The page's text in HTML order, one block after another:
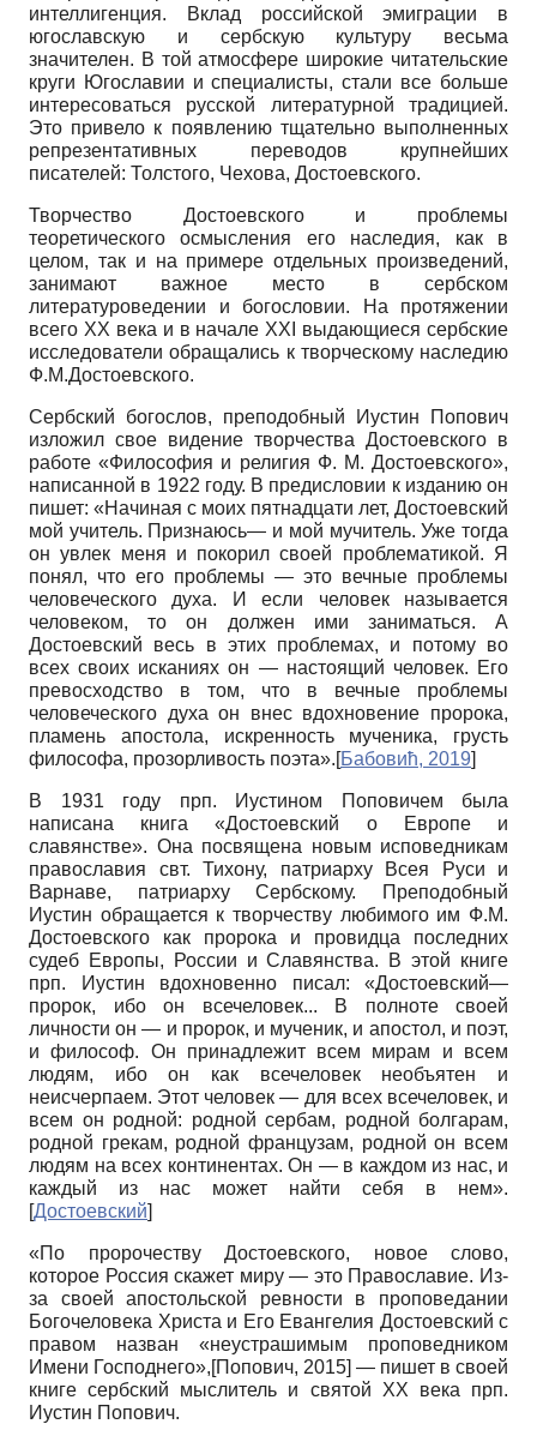
интеллигенция. Вклад российской эмиграции в
югославскую и сербскую культуру весьма
значителен. В той атмосфере широкие читательские
круги Югославии и специалисты, стали все больше
интересоваться русской литературной традицией.
Это привело к появлению тщательно выполненных
репрезентативных переводов крупнейших
писателей: Толстого, Чехова, Достоевского.
Творчество Достоевского и проблемы
теоретического осмысления его наследия, как в
целом, так и на примере отдельных произведений,
занимают важное место в сербском
литературоведении и богословии. На протяжении
всего ХХ века и в начале ХХI выдающиеся сербские
исследователи обращались к творческому наследию
Ф.М.Достоевского.
Сербский богослов, преподобный Иустин Попович
изложил свое видение творчества Достоевского в
работе «Философия и религия Ф. М. Достоевского»,
написанной в 1922 году. В предисловии к изданию он
пишет: «Начиная с моих пятнадцати лет, Достоевский
мой учитель. Признаюсь— и мой мучитель. Уже тогда
он увлек меня и покорил своей проблематикой. Я
понял, что его проблемы — это вечные проблемы
человеческого духа. И если человек называется
человеком, то он должен ими заниматься. А
Достоевский весь в этих проблемах, и потому во
всех своих исканиях он — настоящий человек. Его
превосходство в том, что в вечные проблемы
человеческого духа он внес вдохновение пророка,
пламень апостола, искренность мученика, грусть
философа, прозорливость поэта».[Бабовић, 2019]
В 1931 году прп. Иустином Поповичем была
написана книга «Достоевский о Европе и
славянстве». Она посвящена новым исповедникам
православия свт. Тихону, патриарху Всея Руси и
Варнаве, патриарху Сербскому. Преподобный
Иустин обращается к творчеству любимого им Ф.М.
Достоевского как пророка и провидца последних
судеб Европы, России и Славянства. В этой книге
прп. Иустин вдохновенно писал: «Достоевский—
пророк, ибо он всечеловек... В полноте своей
личности он — и пророк, и мученик, и апостол, и поэт,
и философ. Он принадлежит всем мирам и всем
людям, ибо он как всечеловек необъятен и
неисчерпаем. Этот человек — для всех всечеловек, и
всем он родной: родной сербам, родной болгарам,
родной грекам, родной французам, родной он всем
людям на всех континентах. Он — в каждом из нас, и
каждый из нас может найти себя в нем».
[Достоевский]
«По пророчеству Достоевского, новое слово,
которое Россия скажет миру — это Православие. Из-
за своей апостольской ревности в проповедании
Богочеловека Христа и Его Евангелия Достоевский с
правом назван «неустрашимым проповедником
Имени Господнего»,[Попович, 2015] — пишет в своей
книге сербский мыслитель и святой XX века прп.
Иустин Попович.